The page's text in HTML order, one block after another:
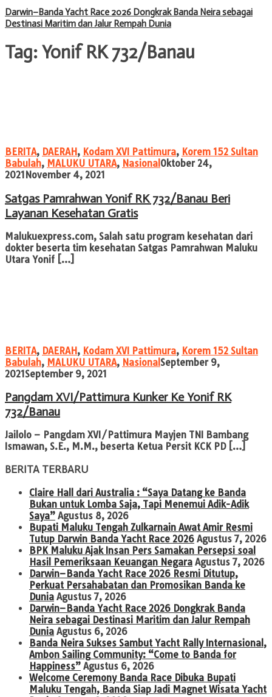
Darwin–Banda Yacht Race 2026 Dongkrak Banda Neira sebagai
Destinasi Maritim dan Jalur Rempah Dunia
Tag:Yonif RK 732/Banau
BERITA, DAERAH , Kodam XVI Pattimura, Korem 152 Sultan
Babulah, MALUKU UTARA, Nasional admin
Oktober 24,
2021 November 4, 2021
Satgas Pamrahwan Yonif RK 732/Banau Beri
Layanan Kesehatan Gratis
Malukuexpress.com, Salah satu program kesehatan dari
dokter beserta tim kesehatan Satgas Pamrahwan Maluku
Utara Yonif […]
BERITA, DAERAH, Kodam XVI Pattimura, Korem 152 Sultan
Babulah, MALUKU UTARA, Nasionaladmin
September 9,
2021September 9, 2021
Pangdam XVI/Pattimura Kunker Ke Yonif RK
732/Banau
Jailolo – Pangdam XVI/Pattimura Mayjen TNI Bambang
Ismawan, S.E., M.M., beserta Ketua Persit KCK PD […]
BERITA TERBARU
Claire Hall dari Australia : “Saya Datang ke Banda
Bukan untuk Lomba Saja, Tapi Menemui Adik-Adik
Saya” Agustus 8, 2026
Bupati Maluku Tengah Zulkarnain Awat Amir Resmi
Tutup Darwin Banda Yacht Race 2026 Agustus 7, 2026
BPK Maluku Ajak Insan Pers Samakan Persepsi soal
Hasil Pemeriksaan Keuangan Negara Agustus 7, 2026
Darwin–Banda Yacht Race 2026 Resmi Ditutup,
Perkuat Persahabatan dan Promosikan Banda ke
Dunia Agustus 7, 2026
Darwin–Banda Yacht Race 2026 Dongkrak Banda
Neira sebagai Destinasi Maritim dan Jalur Rempah
Dunia Agustus 6, 2026
Banda Neira Sukses Sambut Yacht Rally Internasional,
Ambon Sailing Community: “Come to Banda for
Happiness” Agustus 6, 2026
Welcome Ceremony Banda Race Dibuka Bupati
Maluku Tengah, Banda Siap Jadi Magnet Wisata Yacht